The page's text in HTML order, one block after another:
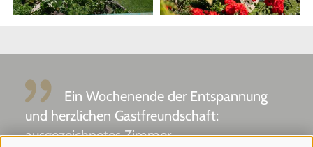
Ein Wochenende der Entspannung
und herzlichen Gastfreundschaft:
ausgezeichnetes Zimmer ...